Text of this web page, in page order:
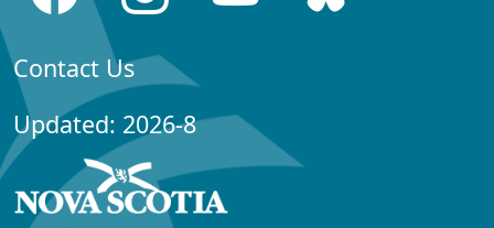
Contact Us
Updated: 2026-8